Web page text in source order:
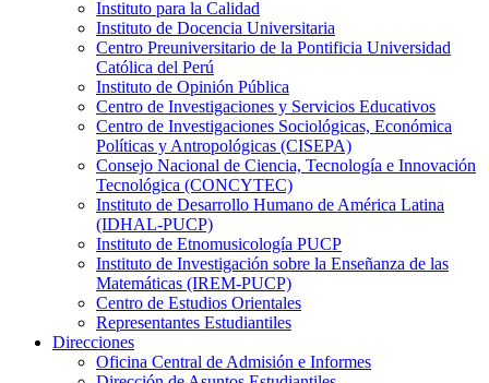
Instituto para la Calidad
Instituto de Docencia Universitaria
Centro Preuniversitario de la Pontificia Universidad
Católica del Perú
Instituto de Opinión Pública
Centro de Investigaciones y Servicios Educativos
Centro de Investigaciones Sociológicas, Económica
Políticas y Antropológicas (CISEPA)
Consejo Nacional de Ciencia, Tecnología e Innovación
Tecnológica (CONCYTEC)
Instituto de Desarrollo Humano de América Latina
(IDHAL-PUCP)
Instituto de Etnomusicología PUCP
Instituto de Investigación sobre la Enseñanza de las
Matemáticas (IREM-PUCP)
Centro de Estudios Orientales
Representantes Estudiantiles
Direcciones
Oficina Central de Admisión e Informes